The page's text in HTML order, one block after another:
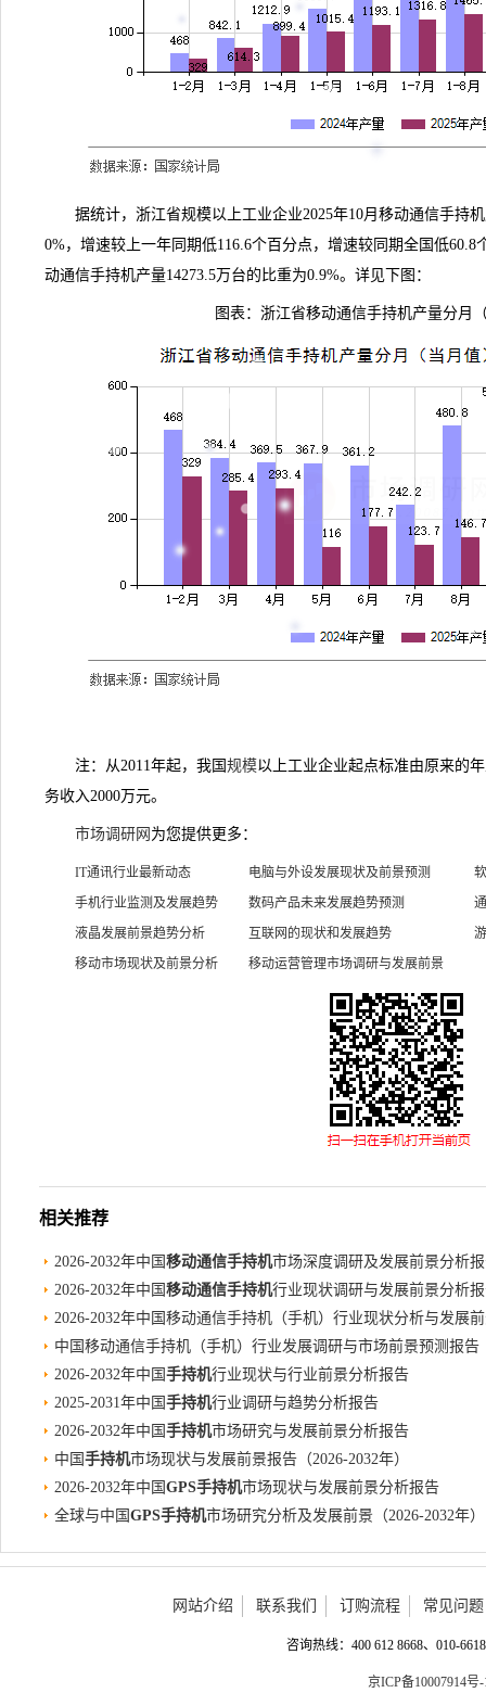
据统计，浙江省规模以上工业企业2025年10月移动通信手持
0%，增速较上一年同期低116.6个百分点，增速较同期全国低
动通信手持机产量14273.5万台的比重为0.9%。详见下图：
图表：浙江省移动通信手持机产量分月
注：从2011年起，我国 规模以上工业企业起点标准由原来的
务收入2000万元。
市场调研网 为您提供更多：
IT通讯行业最新动态 电脑与外设发展现状及前景预测
手机行业监测及发展趋势
数码产品未来发展趋势预测
液晶发展前景趋势分析
互联网的现状和发展趋势
移动市场现状及前景分析
移动运营管理市场调研与发展前景
相关推荐
2026-2032年中国 移动通信手持机市场深度调研及发展前景分析
2026-2032年中国 移动通信手持机行业现状调研与发展前景分析
2026-2032年中国移动通信手持机（手机）行业现状分析与发展
中国移动通信手持机（手机）行业发展调研与市场前景预测报告
2026-2032年中国 手持机行业现状与行业前景分析报告
2025-2031年中国 手持机行业调研与趋势分析报告
2026-2032年中国 手持机市场研究与发展前景分析报告
中国 手持机市场现状与发展前景报告（2026-2032年）
2026-2032年中国 GPS手持机市场现状与发展前景分析报告
全球与中国 GPS手持机市场研究分析及发展前景（2026-2032年）
网站介绍 联系我们 订购流程 常见问题
咨询热线：400 612 8668、010-
京ICP备10007914号-